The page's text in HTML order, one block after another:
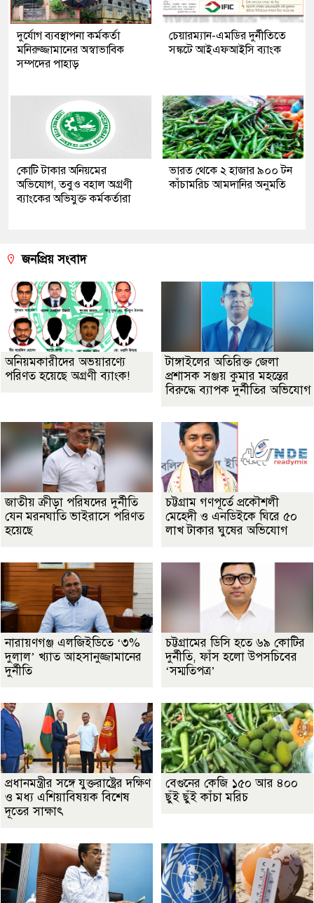
দুর্যোগ ব্যবস্থাপনা কর্মকর্তা
মনিরুজ্জামানের অস্বাভাবিক
সম্পদের পাহাড়
চেয়ারম্যান-এমডির দুর্নীতিতে
সঙ্কটে আইএফআইসি ব্যাংক
কোটি টাকার অনিয়মের
অভিযোগ, তবুও বহাল অগ্রণী
ব্যাংকের অভিযুক্ত কর্মকর্তারা
ভারত থেকে ২ হাজার ৯০০ টন
কাঁচামরিচ আমদানির অনুমতি
জনপ্রিয় সংবাদ
অনিয়মকারীদের অভয়ারণ্যে
পরিণত হয়েছে অগ্রণী ব্যাংক!
টাঙ্গাইলের অতিরিক্ত জেলা
প্রশাসক সঞ্জয় কুমার মহন্তের
বিরুদ্ধে ব্যাপক দুর্নীতির অভিযোগ
জাতীয় ক্রীড়া পরিষদের দুর্নীতি
যেন মরনঘাতি ভাইরাসে পরিণত
হয়েছে
চট্টগ্রাম গণপূর্তে প্রকৌশলী
মেহেদী ও এনডিইকে ঘিরে ৫০
লাখ টাকার ঘুষের অভিযোগ
নারায়ণগঞ্জ এলজিইডিতে ‘৩%
দুলাল’ খ্যাত আহসানুজ্জামানের
দুর্নীতি
চট্টগ্রামের ডিসি হতে ৬৯ কোটির
দুর্নীতি, ফাঁস হলো উপসচিবের
‘সম্মতিপত্র’
প্রধানমন্ত্রীর সঙ্গে যুক্তরাষ্ট্রের দক্ষিণ
ও মধ্য এশিয়াবিষয়ক বিশেষ
দূতের সাক্ষাৎ
বেগুনের কেজি ১৫০ আর ৪০০
ছুঁই ছুঁই কাঁচা মরিচ